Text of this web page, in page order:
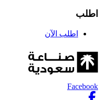
اطلب
اطلب الآن
Facebook